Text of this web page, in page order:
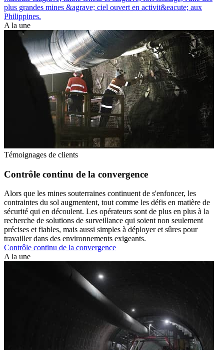
plus grandes mines &agrave; ciel ouvert en activit&eacute; aux
Philippines.
A la une
Témoignages de clients
Contrôle continu de la convergence
Alors que les mines souterraines continuent de s'enfoncer, les
contraintes du sol augmentent, tout comme les défis en matière de
sécurité qui en découlent. Les opérateurs sont de plus en plus à la
recherche de solutions de surveillance qui soient non seulement
précises et fiables, mais aussi simples à déployer et sûres pour
travailler dans des environnements exigeants.
Contrôle continu de la convergence
A la une